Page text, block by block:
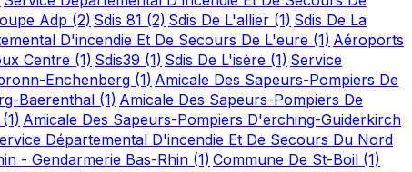
Adp (2) Sdis 81 (2) Sdis De L'allier (1) Sdis De La
D'incendie Et De Secours De L'eure (1) Aéroports
Centre (1) Sdis39 (1) Sdis De L'isère (1) Service
Enchenberg (1) Amicale Des Sapeurs-Pompiers De
Baerenthal (1) Amicale Des Sapeurs-Pompiers De
(1) Amicale Des Sapeurs-Pompiers D'erching-Guiderkirch
Départemental D'incendie Et De Secours Du Nord
- Gendarmerie Bas-Rhin (1) Commune De St-Boil (1)